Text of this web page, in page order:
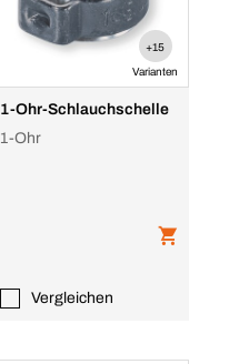
+15
Varianten
1-Ohr-Schlauchschelle
1-Ohr
Vergleichen